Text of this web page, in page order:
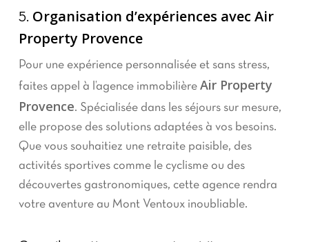
5. Organisation d’expériences avec Air
Property Provence
Pour une expérience personnalisée et sans stress,
faites appel à l’agence immobilière Air Property
Provence. Spécialisée dans les séjours sur mesure,
elle propose des solutions adaptées à vos besoins.
Que vous souhaitiez une retraite paisible, des
activités sportives comme le cyclisme ou des
découvertes gastronomiques, cette agence rendra
votre aventure au Mont Ventoux inoubliable.